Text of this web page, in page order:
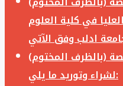
في كلية العلوم
(بالظرف المختوم)
لشراء وتوريد ما يلي: